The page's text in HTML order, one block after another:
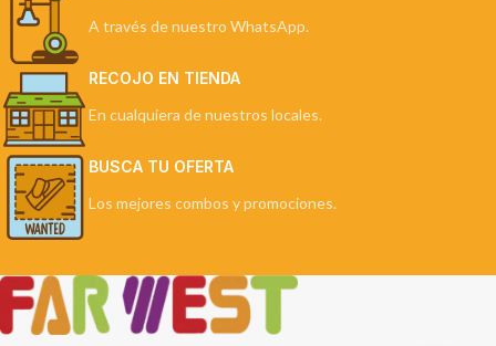
A través de nuestro WhatsApp.
RECOJO EN TIENDA
En cualquiera de nuestros locales.
BUSCA TU OFERTA
Los mejores combos y promociones.